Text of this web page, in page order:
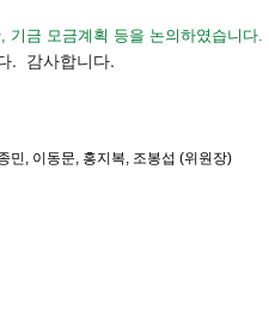
기금 모금계획 등을 논의하였습니다.
. 감사합니다.
민, 이동문, 홍지복, 조봉섭 (위원장)